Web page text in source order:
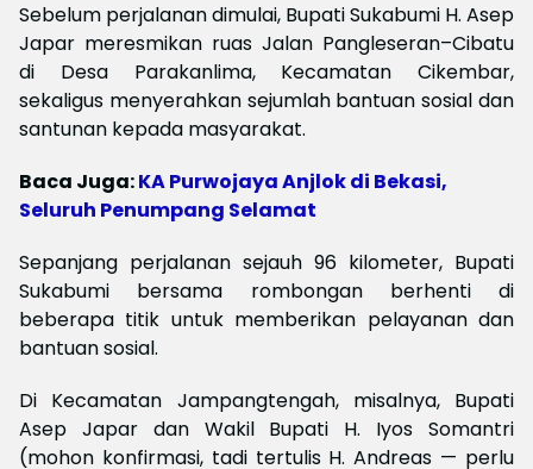
Sebelum perjalanan dimulai, Bupati Sukabumi H. Asep
Japar meresmikan ruas Jalan Pangleseran–Cibatu
di Desa Parakanlima, Kecamatan Cikembar,
sekaligus menyerahkan sejumlah bantuan sosial dan
santunan kepada masyarakat.
Baca Juga:KA Purwojaya Anjlok di Bekasi,
Seluruh Penumpang Selamat
Sepanjang perjalanan sejauh 96 kilometer, Bupati
Sukabumi bersama rombongan berhenti di
beberapa titik untuk memberikan pelayanan dan
bantuan sosial.
Di Kecamatan Jampangtengah, misalnya, Bupati
Asep Japar dan Wakil Bupati H. Iyos Somantri
(mohon konfirmasi, tadi tertulis H. Andreas — perlu